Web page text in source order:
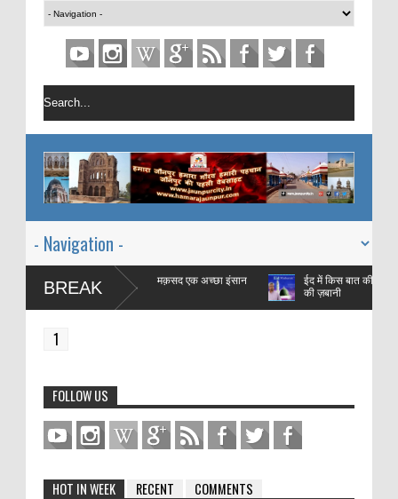
BREAK
एक महीने का प्रशिक्षण है जिस का मक़सद एक अच्छा इंसान
ईद में किस बात की ख़ुशी मानते
की ज़बानी
1
FOLLOW US
HOT IN WEEK RECENT COMMENTS